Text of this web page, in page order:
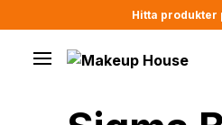
Hitta produkter